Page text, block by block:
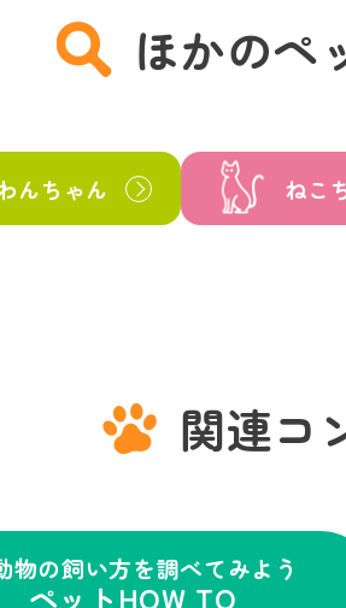
ほかのペ
んちゃん ねこ
関連コ
物の飼い方を調べてみよう
ペットHOW TO